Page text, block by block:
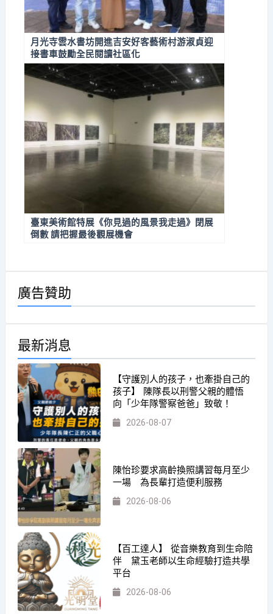
月光寺雲水書坊開進吉安好客藝術村游淑貞迎
接書車鼓勵全民閱讀社區化
臺東美術館特展《你見過的風景我走過》閉展
倒數 請把握最後觀展機會
廣告贊助
最新消息
【守護別人的孩子，也牽掛自己的
孩子】 陳隊長以刑警父親的體悟
向「少年隊警察爸爸」致敬！
2026-08-07
陳怡珍要求高齡換照講習每月至少
一場 為長輩打造便利服務
2026-08-06
【百工達人】 從音樂教育到生命陪
伴 黛玉老師以生命經驗打造共學
平台
2026-08-06